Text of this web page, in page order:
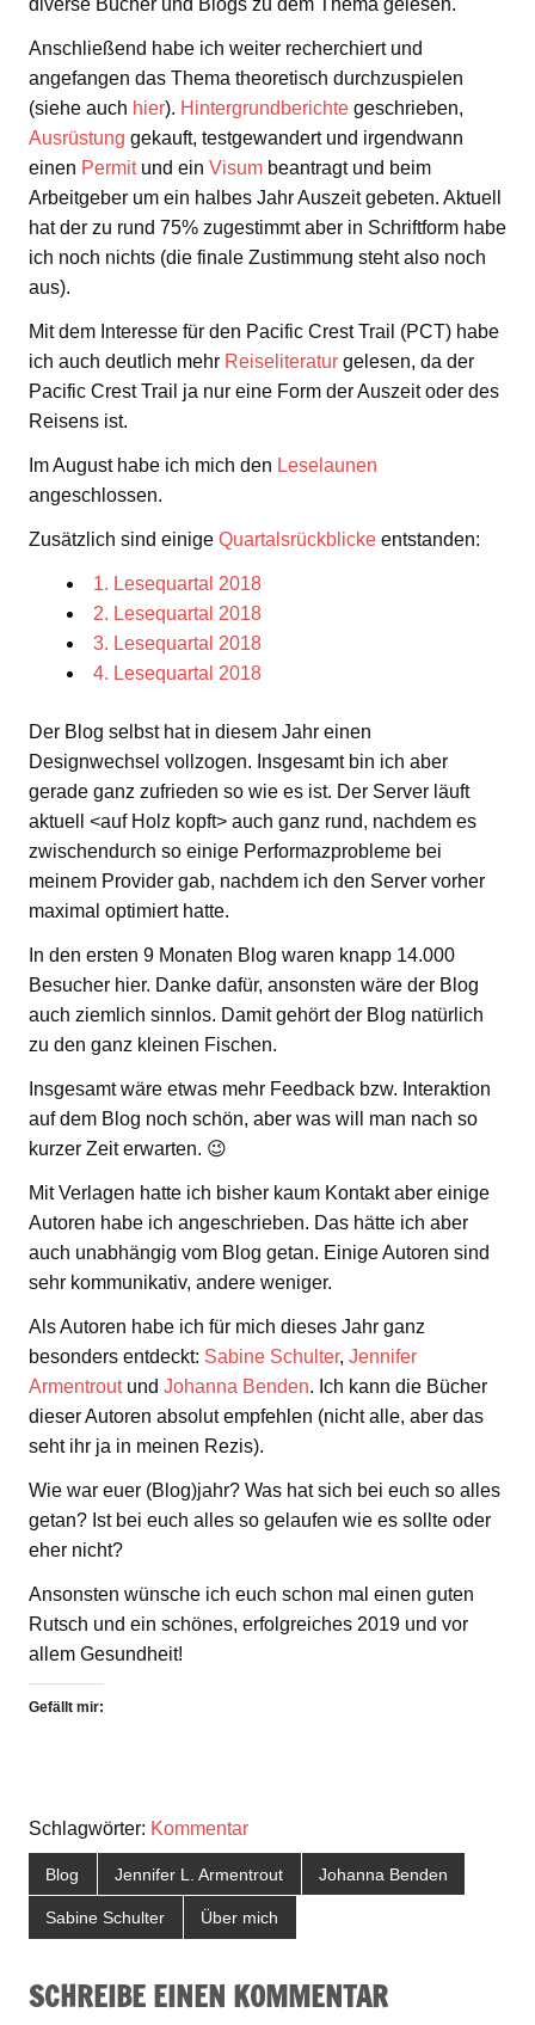
Anschließend habe ich weiter recherchiert und
angefangen das Thema theoretisch durchzuspielen
(siehe auch hier). Hintergrundberichte geschrieben,
Ausrüstung gekauft, testgewandert und irgendwann
einen Permitund ein Visum beantragt und beim
Arbeitgeber um ein halbes Jahr Auszeit gebeten. Aktuell
hat der zu rund 75% zugestimmt aber in Schriftform habe
ich noch nichts (die finale Zustimmung steht also noch
aus).
Mit dem Interesse für den Pacific Crest Trail (PCT) habe
ich auch deutlich mehr Reiseliteratur gelesen, da der
Pacific Crest Trail ja nur eine Form der Auszeit oder des
Reisens ist.
Im August habe ich mich den Leselaunen
angeschlossen.
Zusätzlich sind einige Quartalsrückblicke entstanden:
1. Lesequartal 2018
2. Lesequartal 2018
3. Lesequartal 2018
4. Lesequartal 2018
Der Blog selbst hat in diesem Jahr einen
Designwechsel vollzogen. Insgesamt bin ich aber
gerade ganz zufrieden so wie es ist. Der Server läuft
aktuell <auf Holz kopft> auch ganz rund, nachdem es
zwischendurch so einige Performazprobleme bei
meinem Provider gab, nachdem ich den Server vorher
maximal optimiert hatte.
In den ersten 9 Monaten Blog waren knapp 14.000
Besucher hier. Danke dafür, ansonsten wäre der Blog
auch ziemlich sinnlos. Damit gehört der Blog natürlich
zu den ganz kleinen Fischen.
Insgesamt wäre etwas mehr Feedback bzw. Interaktion
auf dem Blog noch schön, aber was will man nach so
kurzer Zeit erwarten. 😉
Mit Verlagen hatte ich bisher kaum Kontakt aber einige
Autoren habe ich angeschrieben. Das hätte ich aber
auch unabhängig vom Blog getan. Einige Autoren sind
sehr kommunikativ, andere weniger.
Als Autoren habe ich für mich dieses Jahr ganz
besonders entdeckt: Sabine Schulter, Jennifer
Armentroutund Johanna Benden. Ich kann die Bücher
dieser Autoren absolut empfehlen (nicht alle, aber das
seht ihr ja in meinen Rezis).
Wie war euer (Blog)jahr? Was hat sich bei euch so alles
getan? Ist bei euch alles so gelaufen wie es sollte oder
eher nicht?
Ansonsten wünsche ich euch schon mal einen guten
Rutsch und ein schönes, erfolgreiches 2019 und vor
allem Gesundheit!
Gefällt mir:
Schlagwörter: Kommentar
Blog Jennifer L. Armentrout Johanna Benden
Sabine Schulter Über mich
SCHREIBE EINEN KOMMENTAR